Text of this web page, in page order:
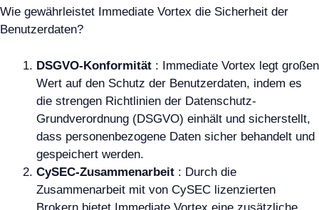
Wie gewährleistet Immediate Vortex die Sicherheit der
Benutzerdaten?
DSGVO-Konformität : Immediate Vortex legt großen
Wert auf den Schutz der Benutzerdaten, indem es
die strengen Richtlinien der Datenschutz-
Grundverordnung (DSGVO) einhält und sicherstellt,
dass personenbezogene Daten sicher behandelt und
gespeichert werden.
CySEC-Zusammenarbeit : Durch die
Zusammenarbeit mit von CySEC lizenzierten
Brokern bietet Immediate Vortex eine zusätzliche